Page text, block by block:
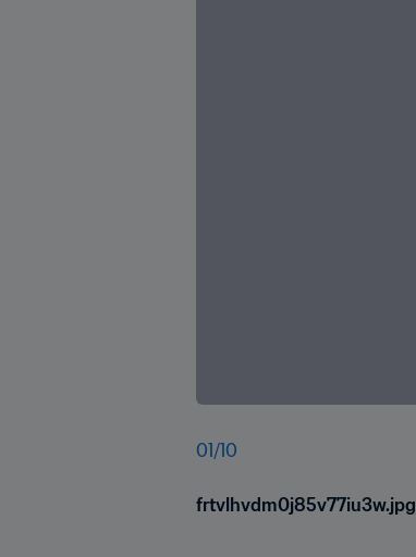
01 /10
frtvlhvdm0j85v77iu3w.jpg